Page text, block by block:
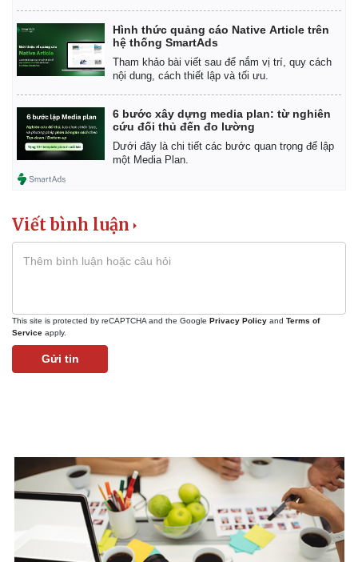
Hình thức quảng cáo Native Article trên
hệ thống SmartAds
Tham khảo bài viết sau để nắm vị trí, quy cách
nội dung, cách thiết lập và tối ưu.
6 bước xây dựng media plan: từ nghiên
cứu đối thủ đến đo lường
Dưới đây là chi tiết các bước quan trọng để lập
một Media Plan.
Viết bình luận
This site is protected by reCAPTCHA and the Google Privacy Policy and Terms of
Service apply.
Gửi tin